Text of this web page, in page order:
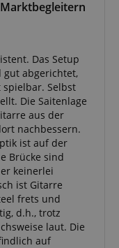
Das Setup
gut abgerichtet,
Selbst
Die Saitenlage
aus der
nachbessern.
ist auf der
Brücke sind
keinerlei
ist Gitarre
frets und
d.h., trotz
laut. Die
auf